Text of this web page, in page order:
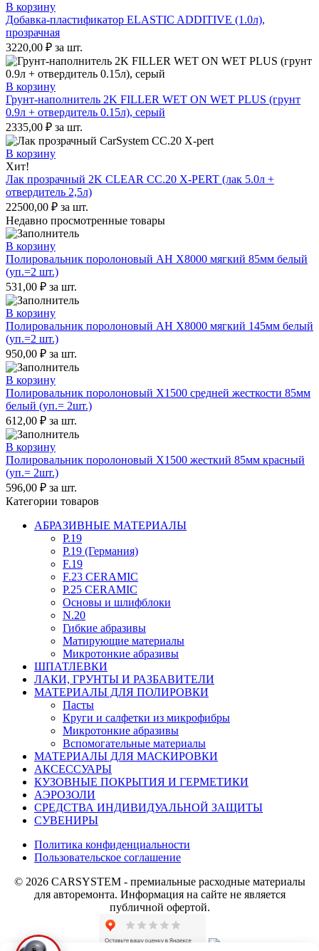
В корзину
Добавка-пластификатор ELASTIC ADDITIVE (1.0л),
прозрачная
3220,00 ₽ за шт.
В корзину
Грунт-наполнитель 2K FILLER WET ON WET PLUS (грунт
0.9л + отвердитель 0.15л), серый
2335,00 ₽ за шт.
В корзину
Хит!
Лак прозрачный 2K CLEAR CC.20 X-PERT (лак 5.0л +
отвердитель 2,5л)
22500,00 ₽ за шт.
Недавно просмотренные товары
В корзину
Полировальник поролоновый AH X8000 мягкий 85мм белый
(уп.=2 шт.)
531,00 ₽ за шт.
В корзину
Полировальник поролоновый AH X8000 мягкий 145мм белый
(уп.=2 шт.)
950,00 ₽ за шт.
В корзину
Полировальник поролоновый X1500 средней жесткости 85мм
белый (уп.= 2шт.)
612,00 ₽ за шт.
В корзину
Полировальник поролоновый X1500 жесткий 85мм красный
(уп.= 2шт.)
596,00 ₽ за шт.
Категории товаров
АБРАЗИВНЫЕ МАТЕРИАЛЫ
P.19
P.19 (Германия)
F.19
F.23 CERAMIC
P.25 CERAMIC
Основы и шлифблоки
N.20
Гибкие абразивы
Матирующие материалы
Микротонкие абразивы
ШПАТЛЕВКИ
ЛАКИ, ГРУНТЫ И РАЗБАВИТЕЛИ
МАТЕРИАЛЫ ДЛЯ ПОЛИРОВКИ
Пасты
Круги и салфетки из микрофибры
Микротонкие абразивы
Вспомогательные материалы
МАТЕРИАЛЫ ДЛЯ МАСКИРОВКИ
АКСЕССУАРЫ
КУЗОВНЫЕ ПОКРЫТИЯ И ГЕРМЕТИКИ
АЭРОЗОЛИ
СРЕДСТВА ИНДИВИДУАЛЬНОЙ ЗАЩИТЫ
СУВЕНИРЫ
Политика конфиденциальности
Пользовательское соглашение
© 2026 CARSYSTEM - премиальные расходные материалы
для авторемонта. Информация на сайте не является
публичной офертой.